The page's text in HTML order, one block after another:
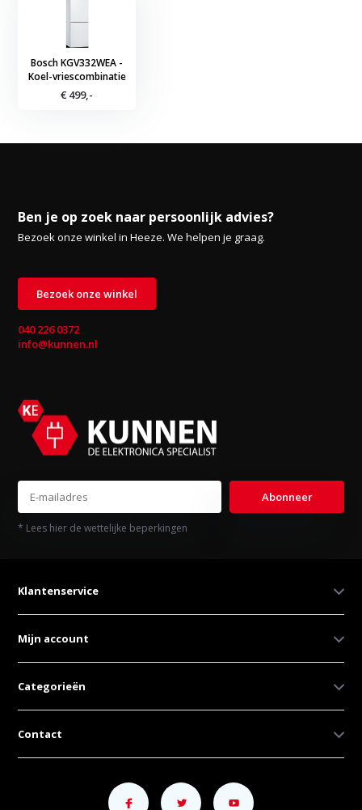
Bosch KGV332WEA -
Koel-vriescombinatie
€ 499,-
Ben je op zoek naar persoonlijk advies?
Bezoek onze winkel in Heeze. We helpen je graag.
Bezoek onze winkel
040 226 0372
info@kunnen.nl
Abonneer
* Lees hier de wettelijke beperkingen
Klantenservice
Mijn account
Categorieën
Contact